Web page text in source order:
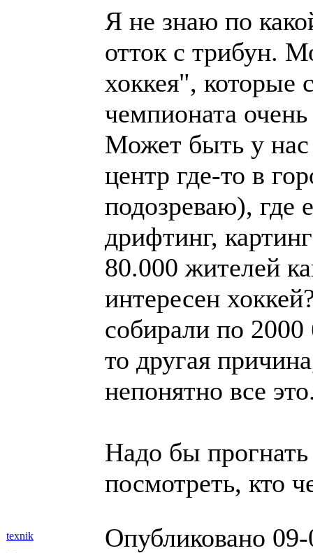
Я не знаю по
отток с трибун.
хоккея", которые
чемпионата
Может быть у нас
центр где-то в
подозреваю), где
дрифтинг,
80.000 жителей
интересен
собирали по
то другая
непонятно все
Надо бы
посмотреть, кто
texnik Опубликовано